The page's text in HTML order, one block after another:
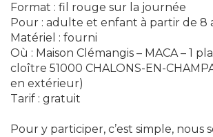
Format : fil rouge sur la journée
Pour : adulte et enfant à partir de 8
Matériel : fourni
Où : Maison Clémangis – MACA – 1
cloître 51000 CHALONS-EN-
en extérieur)
Tarif : gratuit
Pour y participer, c’est simple, nous